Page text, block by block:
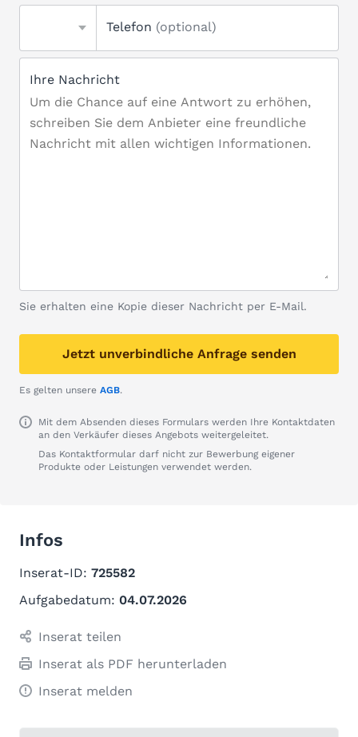
Telefon (optional)
Ihre Nachricht
Sie erhalten eine Kopie dieser Nachricht per E-Mail.
Jetzt unverbindliche Anfrage senden
Es gelten unsere AGB.
Mit dem Absenden dieses Formulars werden Ihre Kontaktdaten
an den Verkäufer dieses Angebots weitergeleitet.
Das Kontaktformular darf nicht zur Bewerbung eigener
Produkte oder Leistungen verwendet werden.
Infos
Inserat-ID: 725582
Aufgabedatum: 04.07.2026
Inserat teilen
Inserat als PDF herunterladen
Inserat melden